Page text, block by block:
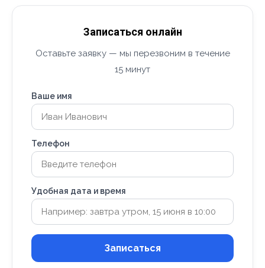
Записаться онлайн
Оставьте заявку — мы перезвоним в течение
15 минут
Ваше имя
Телефон
Удобная дата и время
Записаться